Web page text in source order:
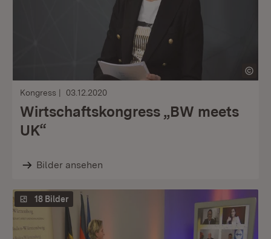
Kongress 03.12.2020
Wirtschaftskongress „BW meets
UK“
Bilder ansehen
18 Bilder